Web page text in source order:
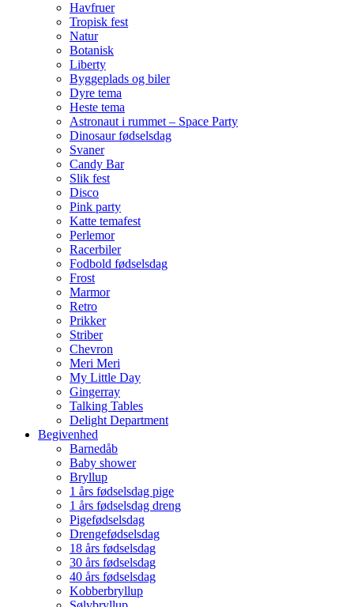
Havfruer
Tropisk fest
Natur
Botanisk
Liberty
Byggeplads og biler
Dyre tema
Heste tema
Astronaut i rummet – Space Party
Dinosaur fødselsdag
Svaner
Candy Bar
Slik fest
Disco
Pink party
Katte temafest
Perlemor
Racerbiler
Fodbold fødselsdag
Frost
Marmor
Retro
Prikker
Striber
Chevron
Meri Meri
My Little Day
Gingerray
Talking Tables
Delight Department
Begivenhed
Barnedåb
Baby shower
Bryllup
1 års fødselsdag pige
1 års fødselsdag dreng
Pigefødselsdag
Drengefødselsdag
18 års fødselsdag
30 års fødselsdag
40 års fødselsdag
Kobberbryllup